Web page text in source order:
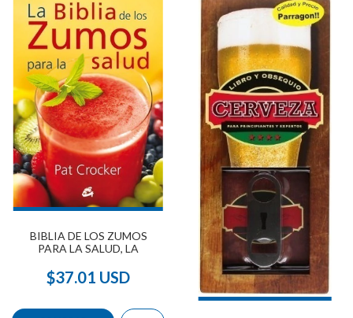
BIBLIA DE LOS ZUMOS
PARA LA SALUD, LA
$37.01 USD